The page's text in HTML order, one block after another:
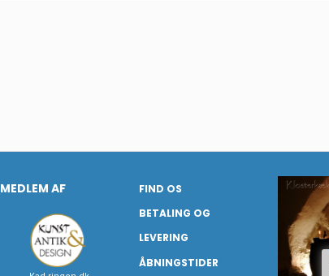
MEDLEM AF
FIND OS
BETALING OG
LEVERING
ÅBNINGSTIDER